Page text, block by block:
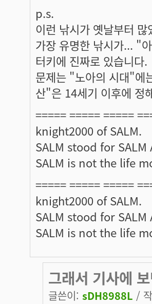
p.s.
이런 낚시가 옛날부터 많
가장 유명한 낚시가... "
터키에 진짜로 있습니다.
문제는 "노아의 시대"에
산"은 14세기 이후에 정
===== ===== =====
knight2000 of SALM.
SALM stood for
SALM is not the life
===== ===== =====
knight2000 of SALM.
SALM stood for
SALM is not the life
그래서 기사에
글쓴이: sDH8988L /